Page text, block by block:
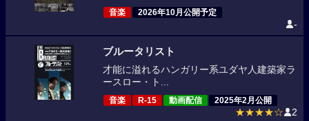
音楽 2026年10月公開予定
-
ブルータリスト
才能に溢れるハンガリー系ユダヤ人建築家ラ
ースロー・ト...
音楽 R-15 動画配信 2025年2月公開
★★★★☆ 2